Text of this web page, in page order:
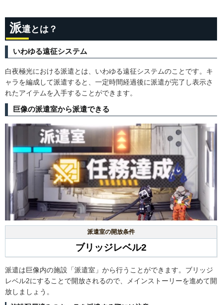
派遣とは？
いわゆる遠征システム
白夜極光における派遣とは、いわゆる遠征システムのことです。キ
ャラを編成して派遣すると、一定時間経過後に派遣が完了し表示さ
れたアイテムを入手することができます。
巨像の派遣室から派遣できる
派遣室の開放条件
ブリッジレベル2
派遣は巨像内の施設「派遣室」から行うことができます。ブリッジ
レベル2にすることで開放されるので、メインストーリーを進めて開
放しましょう。